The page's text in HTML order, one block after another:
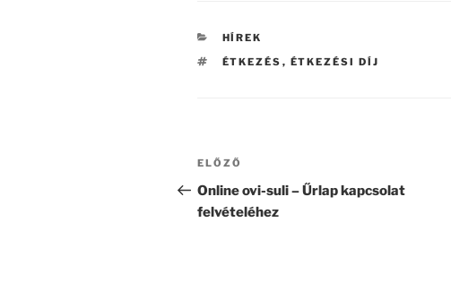
KATEGÓRIÁK
HÍREK
CÍMKÉK
ÉTKEZÉS , ÉTKEZÉSI DÍJ
Bejegyzés
navigáció
Korábbi
bejegyzés
ELŐZŐ
Online ovi-suli – Űrlap kapcsolat
felvételéhez